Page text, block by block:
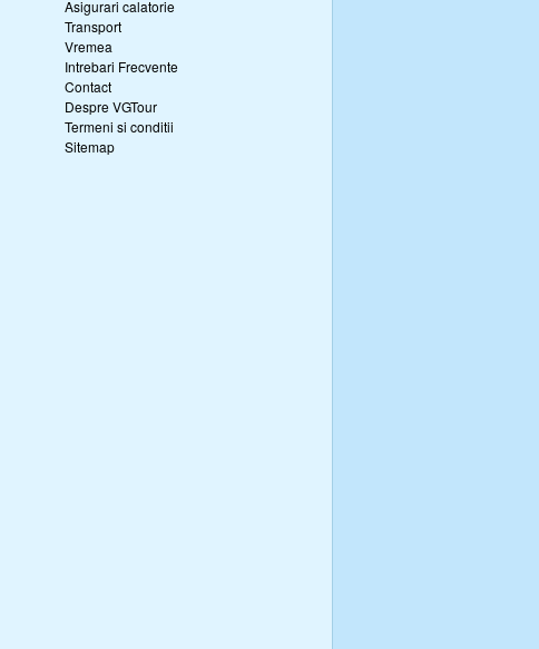
Asigurari calatorie
Transport
Vremea
Intrebari Frecvente
Contact
Despre VGTour
Termeni si conditii
Sitemap